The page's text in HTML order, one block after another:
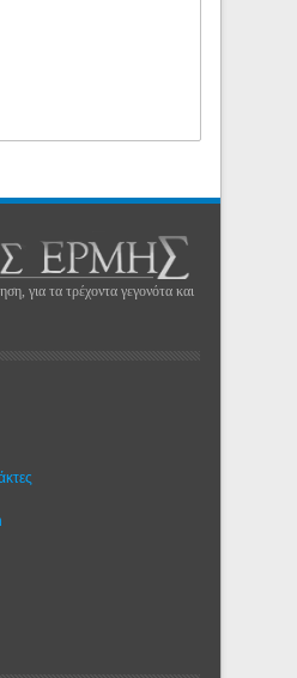
για τα τρέχοντα γεγονότα και